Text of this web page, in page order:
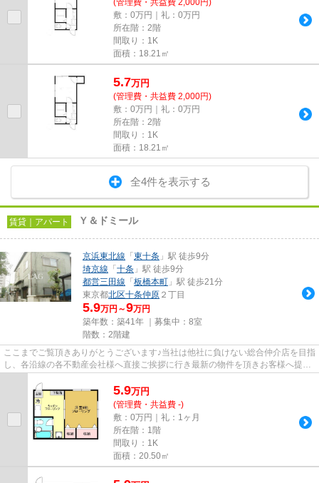
(管理費・共益費 2,000円)
敷：0万円｜礼：0万円
所在階：2階
間取り：1K
面積：18.21㎡
5.7万円
(管理費・共益費 2,000円)
敷：0万円｜礼：0万円
所在階：2階
間取り：1K
面積：18.21㎡
全4件を表示する
賃貸｜アパート Ｙ＆ドミール
京浜東北線 「 東十条 」駅 徒歩9分
埼京線 「 十条 」駅 徒歩9分
都営三田線 「 板橋本町 」駅 徒歩21分
東京都北区十条仲原 ２丁目
5.9万円～9万円
築年数：築41年 ｜募集中： 8室
階数：2階建
ここまでご覧頂きありがとうございます♪当社は他社に負けない総合仲介店を目指
し、各沿線の各不動産会社様へ直接ご挨拶に行き最新の物件を頂きお客様へ提供
5.9万円
(管理費・共益費 -)
敷：0万円｜礼：1ヶ月
所在階：1階
間取り：1K
面積：20.50㎡